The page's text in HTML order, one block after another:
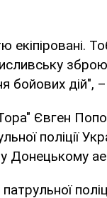
екіпіровані.
бойових дій",
Євген
поліції
Донецькому